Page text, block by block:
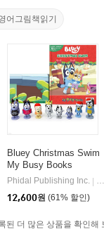
어그림책읽기
Bluey Christmas Swim
My Busy Books
Phidal Publishing Inc.
12,600원 (61% 할인)
된 더 많은 상품을 확인해